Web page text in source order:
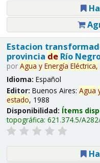
Estacion
provincia deRío
por Agua y Energía Eléctrica,
Idioma: Español
Editor: Buenos Aires: Agua
estado, 1988
Disponibilidad: Ítems
topográfica: 621.374.5/